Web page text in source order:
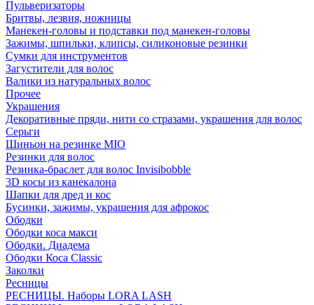
Пульверизаторы
Бритвы, лезвия, ножницы
Манекен-головы и подставки под манекен-головы
Зажимы, шпильки, клипсы, силиконовые резинки
Сумки для инструментов
Загустители для волос
Валики из натуральных волос
Прочее
Украшения
Декоративные пряди, нити со стразами, украшения для волос
Серьги
Шиньон на резинке MIO
Резинки для волос
Резинка-браслет для волос Invisibobble
3D косы из канекалона
Шапки для дред и кос
Бусинки, зажимы, украшения для афрокос
Ободки
Ободки коса макси
Ободки. Диадема
Ободки Коса Classic
Заколки
Ресницы
РЕСНИЦЫ. Наборы LORA LASH